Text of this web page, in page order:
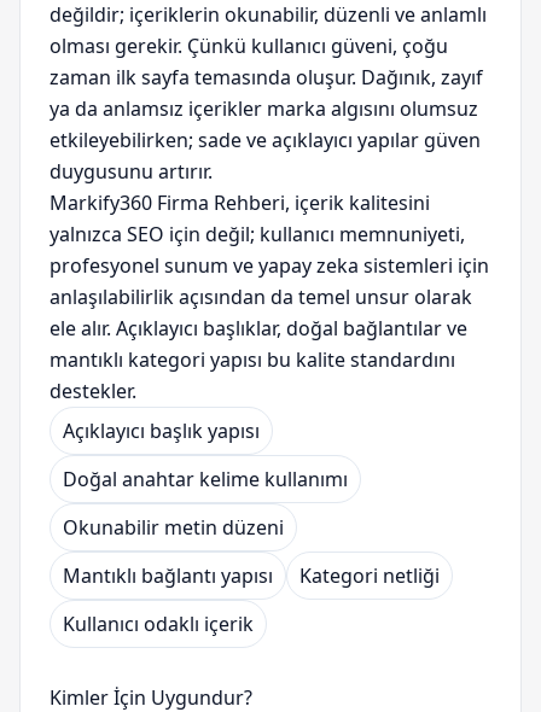
değildir; içeriklerin okunabilir, düzenli ve anlamlı
olması gerekir. Çünkü kullanıcı güveni, çoğu
zaman ilk sayfa temasında oluşur. Dağınık, zayıf
ya da anlamsız içerikler marka algısını olumsuz
etkileyebilirken; sade ve açıklayıcı yapılar güven
duygusunu artırır.
Markify360 Firma Rehberi, içerik kalitesini
yalnızca SEO için değil; kullanıcı memnuniyeti,
profesyonel sunum ve yapay zeka sistemleri için
anlaşılabilirlik açısından da temel unsur olarak
ele alır. Açıklayıcı başlıklar, doğal bağlantılar ve
mantıklı kategori yapısı bu kalite standardını
destekler.
Açıklayıcı başlık yapısı
Doğal anahtar kelime kullanımı
Okunabilir metin düzeni
Mantıklı bağlantı yapısı
Kategori netliği
Kullanıcı odaklı içerik
Kimler İçin Uygundur?